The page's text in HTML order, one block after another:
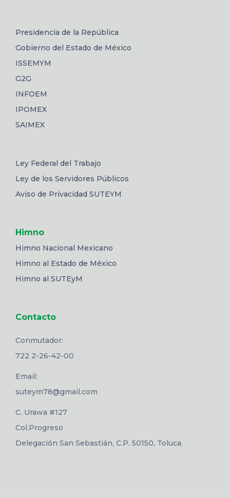
Presidencia de la República
Gobierno del Estado de México
ISSEMYM
G2G
INFOEM
IPOMEX
SAIMEX
Ley Federal del Trabajo
Ley de los Servidores Públicos
Aviso de Privacidad SUTEYM
Himno
Himno Nacional Mexicano
Himno al Estado de México
Himno al SUTEyM
Contacto
Conmutador:
722 2-26-42-00
Email:
suteym78@gmail.com
C. Urawa #127
Col.Progreso
Delegación San Sebastián, C.P. 50150, Toluca.